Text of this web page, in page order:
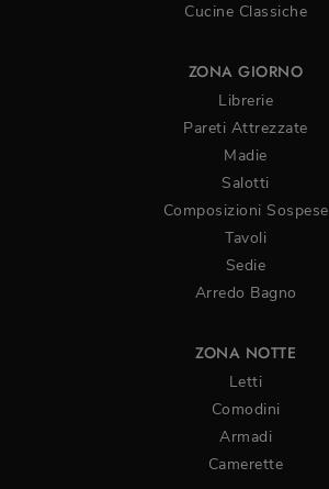
Cucine Classiche
ZONA GIORNO
Librerie
Pareti Attrezzate
Madie
Salotti
Composizioni Sospese
Tavoli
Sedie
Arredo Bagno
ZONA NOTTE
Letti
Comodini
Armadi
Camerette